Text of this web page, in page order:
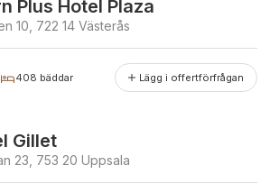
Plus Hotel Plaza
10, 722 14 Västerås
408 bäddar Lägg i offertförfrågan
Gillet
23, 753 20 Uppsala